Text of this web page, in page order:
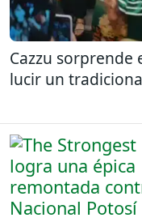
Cazzu sorprende
lucir un